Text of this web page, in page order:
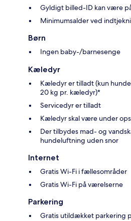
Gyldigt billed-ID kan være
Minimumsalder ved
Børn
Ingen baby-/barnesenge
Kæledyr
Kæledyr er tilladt (kun
20 kg pr. kæledyr)*
Servicedyr er tilladt
Kæledyr skal være under
Der tilbydes mad- og
hundeluftning uden snor
Internet
Gratis Wi-Fi i fællesområder
Gratis Wi-Fi på værelserne
Parkering
Gratis utildækket parkering